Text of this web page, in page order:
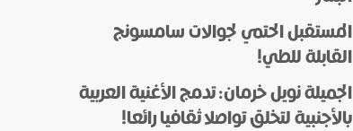
المستقبل الحتمي لجوالات سامسونج
القابلة للطي!
الجميلة نويل خرمان: تدمج الأغنية العربية
بالأجنبية لتخلق تواصلا ثقافيا رائعا!